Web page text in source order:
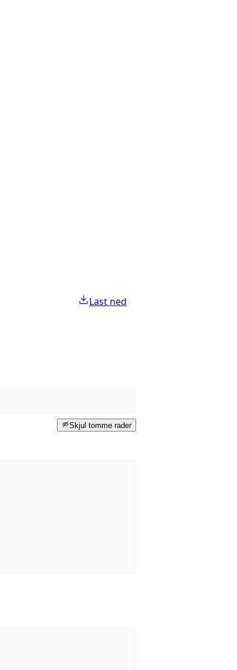
Last ned
Skjul tomme rader